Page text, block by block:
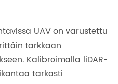
UAV on varustettu
tarkkaan
Kalibroimalla liDAR-
tarkasti